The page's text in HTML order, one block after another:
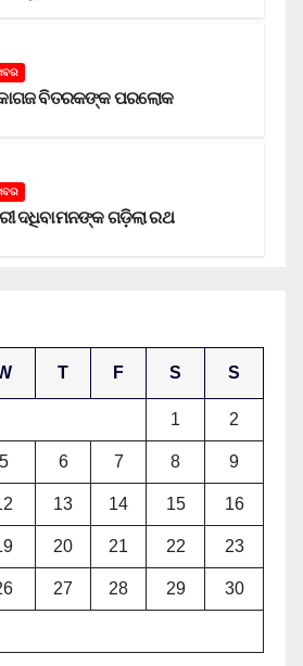
ବିତରକଙ୍କ ପରଲୋକ
ଦଧିବାମନଙ୍କ ଗଡ଼ିଲା ରଥ
T F S S
1 2
5 6 7 8 9
13 14 15 16
20 21 22 23
27 28 29 30